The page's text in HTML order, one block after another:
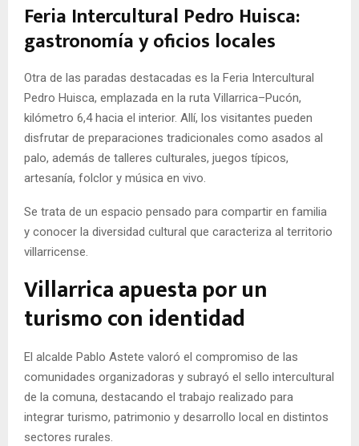
Feria Intercultural Pedro Huisca:
gastronomía y oficios locales
Otra de las paradas destacadas es la Feria Intercultural
Pedro Huisca, emplazada en la ruta Villarrica–Pucón,
kilómetro 6,4 hacia el interior. Allí, los visitantes pueden
disfrutar de preparaciones tradicionales como asados al
palo, además de talleres culturales, juegos típicos,
artesanía, folclor y música en vivo.
Se trata de un espacio pensado para compartir en familia
y conocer la diversidad cultural que caracteriza al territorio
villarricense.
Villarrica apuesta por un
turismo con identidad
El alcalde Pablo Astete valoró el compromiso de las
comunidades organizadoras y subrayó el sello intercultural
de la comuna, destacando el trabajo realizado para
integrar turismo, patrimonio y desarrollo local en distintos
sectores rurales.